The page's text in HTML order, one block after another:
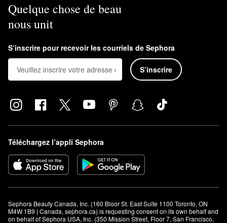
Quelque chose de beau
nous unit
S’inscrire pour recevoir les courriels de Sephora
S’inscrire
Téléchargez l’appli Sephora
Sephora Beauty Canada, Inc. (160 Bloor St. East Suite 1100 Toronto, ON
M4W 1B9 | Canada, sephora.ca) is requesting consent on its own behalf and
on behalf of Sephora USA, Inc. (350 Mission Street, Floor 7, San Francisco,